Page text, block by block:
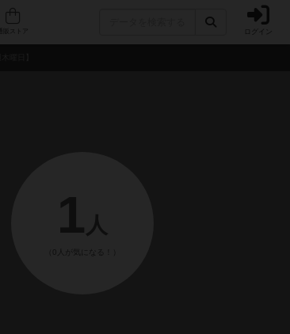
気ボードゲーム ログイン
1 人
（0人が気になる！）